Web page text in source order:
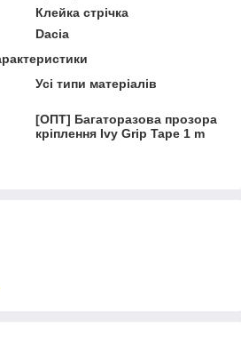
Клейка стрічка
Dacia
Усі типи матеріалів
[ОПТ] Багаторазова прозора
кріплення Ivy Grip Tape 1 m